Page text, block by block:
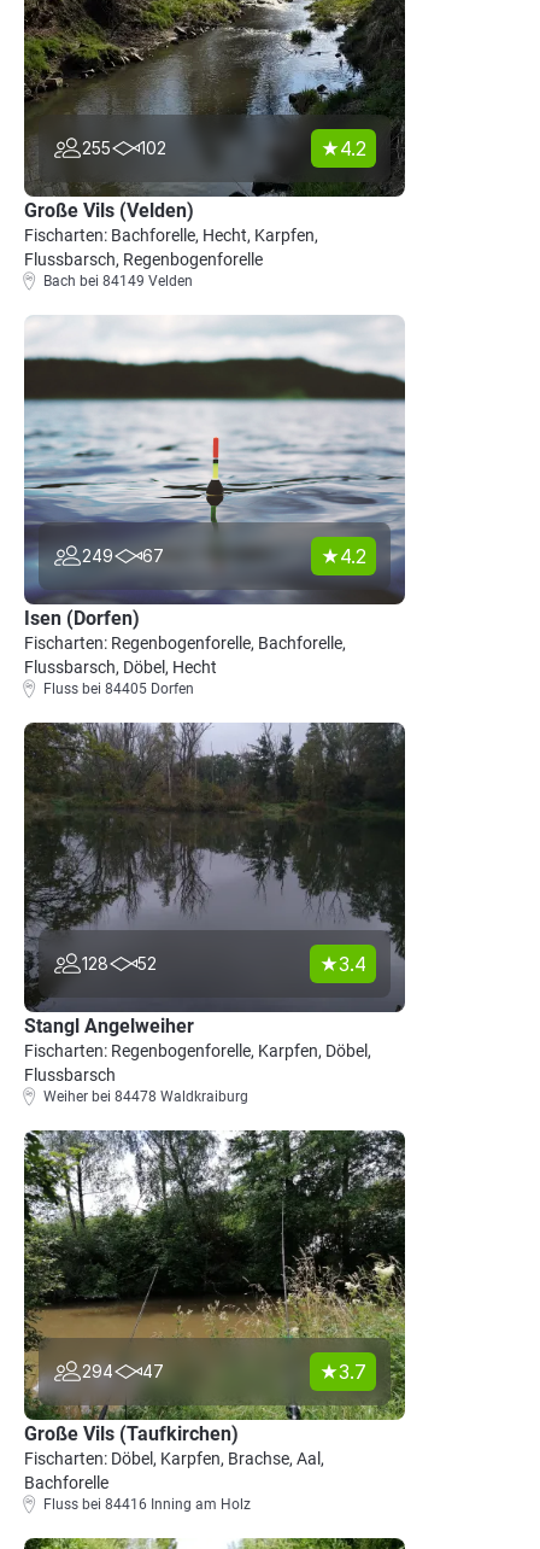
255 102 4.2
Große Vils (Velden)
Fischarten: Bachforelle, Hecht, Karpfen,
Flussbarsch, Regenbogenforelle
Bach bei 84149 Velden
249 67 4.2
Isen (Dorfen)
Fischarten: Regenbogenforelle, Bachforelle,
Flussbarsch, Döbel, Hecht
Fluss bei 84405 Dorfen
128 52 3.4
Stangl Angelweiher
Fischarten: Regenbogenforelle, Karpfen, Döbel,
Flussbarsch
Weiher bei 84478 Waldkraiburg
294 47 3.7
Große Vils (Taufkirchen)
Fischarten: Döbel, Karpfen, Brachse, Aal,
Bachforelle
Fluss bei 84416 Inning am Holz